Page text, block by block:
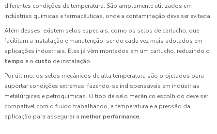
diferentes condições de temperatura. São amplamente utilizados em
indústrias químicas e farmacêuticas, onde a contaminação deve ser evitada.
Além desses, existem selos especiais, como os selos de cartucho, que
facilitam a instalação e manutenção, sendo cada vez mais adotados em
aplicações industriais. Eles já vêm montados em um cartucho, reduzindo o
tempo e o custo de instalação.
Por último, os selos mecânicos de alta temperatura são projetados para
suportar condições extremas, fazendo-se indispensáveis em indústrias
metalúrgicas e petroquímicas. O tipo de selo mecânico escolhido deve ser
compatível com o fluido trabalhando, a temperatura e a pressão da
aplicação para assegurar a melhor performance.